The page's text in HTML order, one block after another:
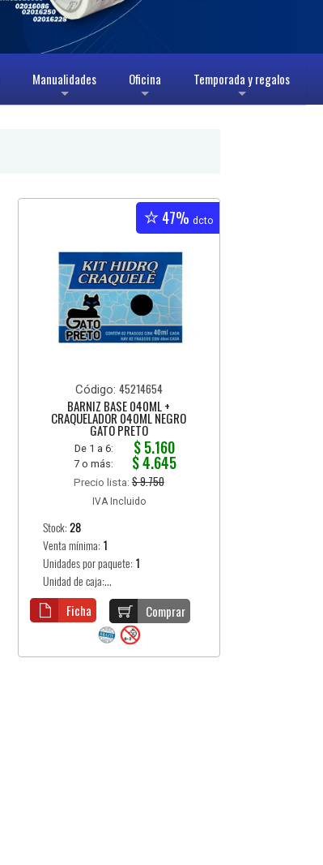
+
Manualidades
+
Oficina
+
Temporada y regalos
47% dcto
Código: 45214654
BARNIZ BASE 040ML +
CRAQUELADOR 040ML NEGRO
GATO PRETO
De 1 a 6: $ 5.160
7 o más: $ 4.645
Precio lista:$ 9.750
IVA Incluido
Stock: 28
Venta mínima: 1
Unidades por paquete: 1
Unidad de caja:...
Comprar
Ficha